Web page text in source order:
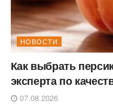
НОВОСТИ
Как выбрать
эксперта по
07.08.2026